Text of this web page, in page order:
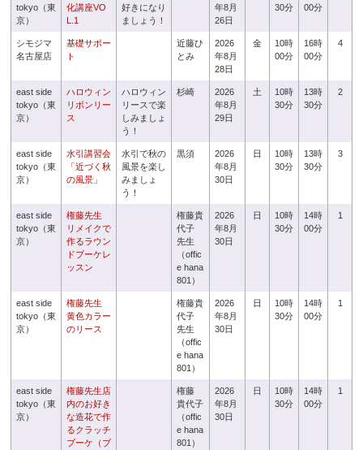
tokyo（東
京）
化講座VO
L.1
好きになり
ましょう！
年8月
26日
30分
00分
シモジマ
名古屋店
基礎サポー
ト
近藤ひ
とみ
2026
年8月
28日
金
10時
00分
16時
00分
4
east side
tokyo（東
京）
ハロウィン
リボンリー
ス
ハロウィン
リースで楽
しみましょ
う！
杉崎
2026
年8月
29日
土
10時
30分
13時
30分
2
east side
tokyo（東
京）
水引講習会
「近づく秋
の風景」
水引で秋の
風景を楽し
みましょ
う！
黒須
2026
年8月
30日
日
10時
30分
13時
30分
3
east side
tokyo（東
京）
権藤先生
リメイクで
作るラウン
ドブーケレ
ッスン
権藤貴
代子
先生
（offic
e hana
801）
2026
年8月
30日
日
10時
30分
14時
00分
1
east side
tokyo（東
京）
権藤先生
黄色カラー
のリース
権藤貴
代子
先生
（offic
e hana
801）
2026
年8月
30日
日
10時
30分
14時
00分
1
east side
tokyo（東
京）
権藤先生店
内のお好き
な造花で作
るクラッチ
ブーケ（ブ
権藤
貴代子
（offic
e hana
801）
2026
年8月
30日
日
10時
30分
14時
00分
1